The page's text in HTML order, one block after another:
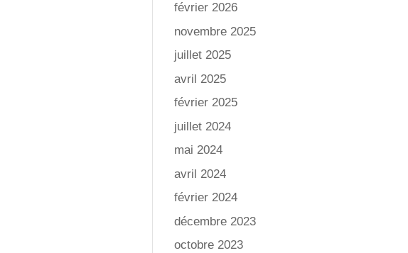
février 2026
novembre 2025
juillet 2025
avril 2025
février 2025
juillet 2024
mai 2024
avril 2024
février 2024
décembre 2023
octobre 2023